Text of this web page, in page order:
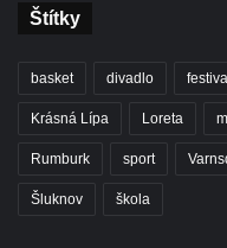
Štítky
basket divadlo festival
Krásná Lípa Loreta
Rumburk sport
Šluknov škola